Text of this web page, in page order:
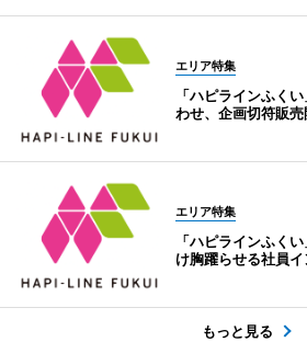
エリア特集
「ハピラインふく
わせ、企画切符販売
エリア特集
「ハピラインふく
け胸躍らせる社員イ
もっと見る